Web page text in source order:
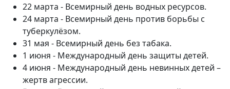
22 марта - Всемирный день водных ресурсов.
24 марта - Всемирный день против борьбы с
туберкулёзом.
31 мая - Всемирный день без табака.
1 июня - Международный день защиты детей.
4 июня - Международный день невинных детей –
жертв агрессии.